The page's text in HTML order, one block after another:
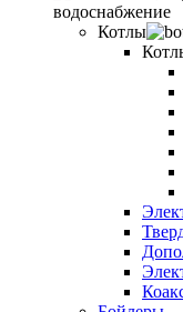
водоснабжение
Котлы